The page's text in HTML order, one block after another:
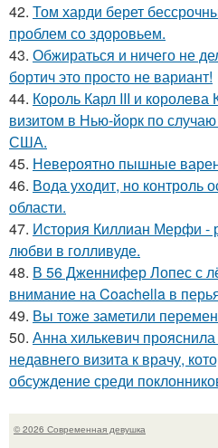
42. Том харди берет
проблем со здоровьем.
43. Обжираться и ничего не
бортич это просто не вариант!
44. Король Карл III и
визитом в Нью-йорк по
США.
45. Невероятно пышные
46. Вода уходит, но контроль
области.
47. История Киллиан Мерфи -
любви в голливуде.
48. В 56 Дженнифер Лопес с
внимание на Coachella в
49. Вы тоже заметили
50. Анна хилькевич
недавнего визита к врачу,
обсуждение среди
© 2026 Современная девушка